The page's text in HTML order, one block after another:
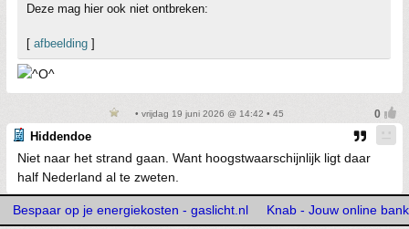
Deze mag hier ook niet ontbreken:
[ afbeelding ]
• vrijdag 19 juni 2026 @ 14:42 • 45
Hiddendoe
Niet naar het strand gaan. Want hoogstwaarschijnlijk ligt daar
half Nederland al te zweten.
Bespaar op je energiekosten - gaslicht.nl Knab - Jouw online bank